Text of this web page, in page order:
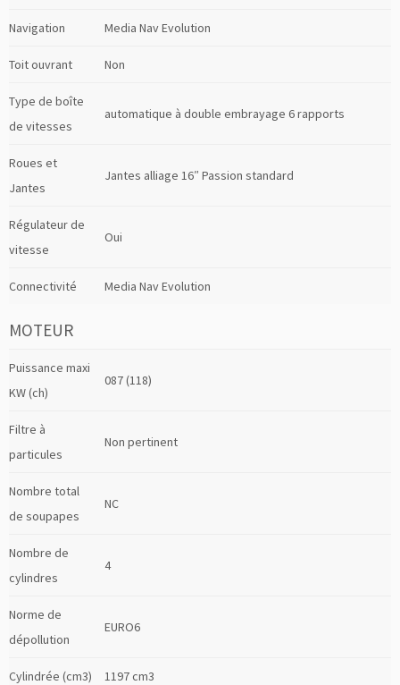
Navigation Media Nav Evolution
Toit ouvrant Non
Type de boîte
de vitesses
automatique à double embrayage 6 rapports
Roues et
Jantes
Jantes alliage 16″ Passion standard
Régulateur de
vitesse
Oui
Connectivité Media Nav Evolution
MOTEUR
Puissance maxi
KW (ch)
087 (118)
Filtre à
particules
Non pertinent
Nombre total
de soupapes
NC
Nombre de
cylindres
4
Norme de
dépollution
EURO6
Cylindrée (cm3) 1197 cm3